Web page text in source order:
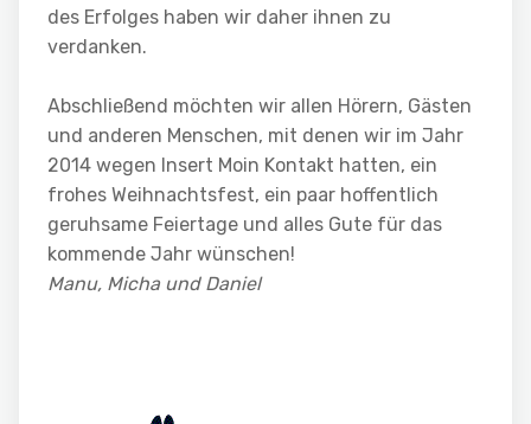
des Erfolges haben wir daher ihnen zu
verdanken.
Abschließend möchten wir allen Hörern, Gästen
und anderen Menschen, mit denen wir im Jahr
2014 wegen Insert Moin Kontakt hatten, ein
frohes Weihnachtsfest, ein paar hoffentlich
geruhsame Feiertage und alles Gute für das
kommende Jahr wünschen!
Manu, Micha und Daniel